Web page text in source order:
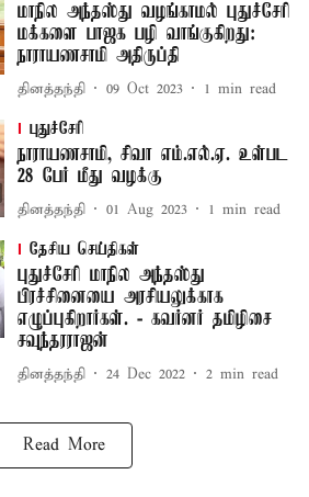
மாநில அந்தஸ்து வழங்காமல் புதுச்சேரி
மக்களை பாஜக பழி வாங்குகிறது:
நாராயணசாமி அதிருப்தி
தினத்தந்தி 09 Oct 2023 1 min read
புதுச்சேரி
நாராயணசாமி, சிவா எம்.எல்.ஏ. உள்பட
28 பேர் மீது வழக்கு
தினத்தந்தி 01 Aug 2023 1 min read
தேசிய செய்திகள்
புதுச்சேரி மாநில அந்தஸ்து
பிரச்சினையை அரசியலுக்காக
எழுப்புகிறார்கள். - கவர்னர் தமிழிசை
சவுந்தரராஜன்
தினத்தந்தி 24 Dec 2022 2 min read
Read More